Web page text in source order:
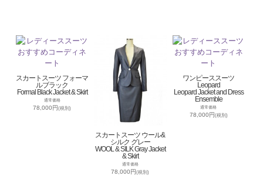
スカートスーツ フォーマ
ルブラック
Formal Black Jacket & Skirt
通常価格
78,000円(税別)
スカートスーツ ウール&
シルク グレー
WOOL & SILK Gray Jacket
& Skirt
通常価格
78,000円(税別)
ワンピーススーツ
Leopard
Leopard Jacket and Dress
Ensemble
通常価格
78,000円 (税別)